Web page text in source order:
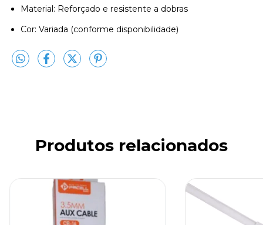
Material: Reforçado e resistente a dobras
Cor: Variada (conforme disponibilidade)
Produtos relacionados